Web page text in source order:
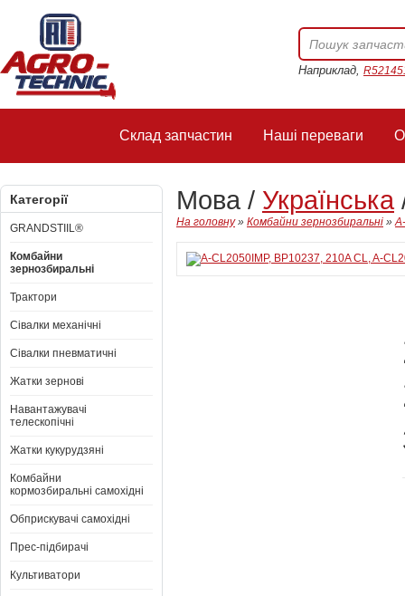
Наприклад,
Склад запчастин Наші переваги
Категорії
GRANDSTIIL®
Комбайни
зернозбиральні
Трактори
Сівалки механічні
Сівалки пневматичні
Жатки зернові
Навантажувачі
телескопічні
Жатки кукурудзяні
Комбайни
кормозбиральні самохідні
Обприскувачі самохідні
Прес-підбирачі
Культиватори
Мова / Українська
На головну» Комбайни зернозбиральні »